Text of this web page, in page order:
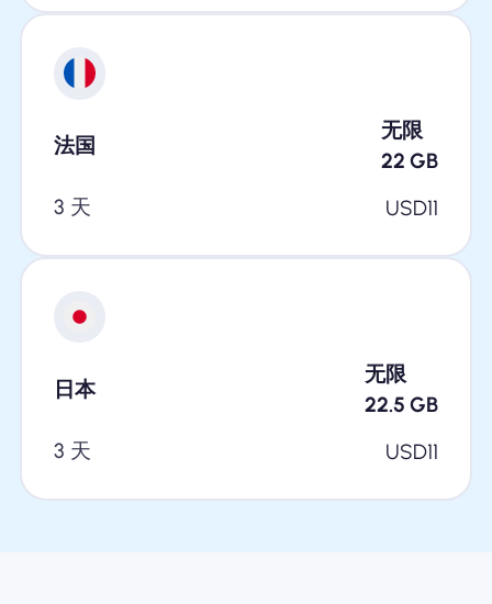
法国
无限
22 GB
3 天
USD11
日本
无限
22.5 GB
3 天
USD11